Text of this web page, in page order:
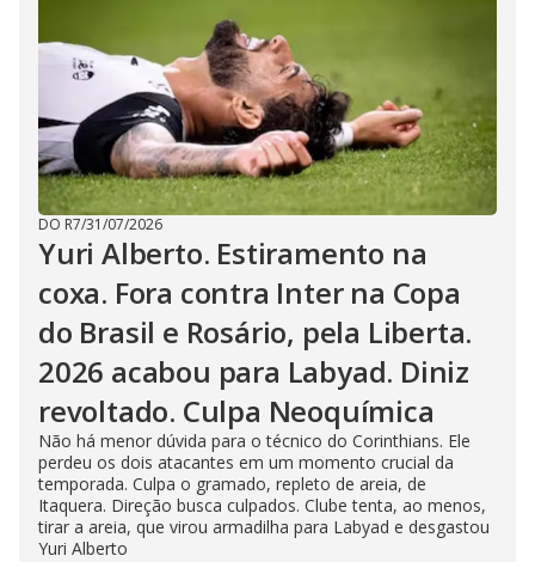
DO R7/31/07/2026
Yuri Alberto. Estiramento na
coxa. Fora contra Inter na Copa
do Brasil e Rosário, pela Liberta.
2026 acabou para Labyad. Diniz
revoltado. Culpa Neoquímica
Não há menor dúvida para o técnico do Corinthians. Ele
perdeu os dois atacantes em um momento crucial da
temporada. Culpa o gramado, repleto de areia, de
Itaquera. Direção busca culpados. Clube tenta, ao menos,
tirar a areia, que virou armadilha para Labyad e desgastou
Yuri Alberto